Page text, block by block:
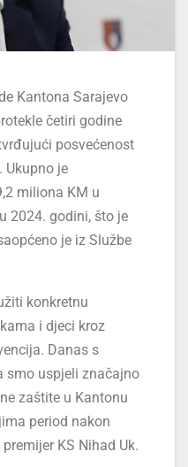
Kantona Sarajevo
četiri godine
posvećenost
Ukupno je
miliona KM u
2024. godini, što je
je iz Službe
konkretnu
i djeci kroz
Danas s
smo uspjeli značajno
zaštite u Kantonu
period nakon
KS Nihad Uk.